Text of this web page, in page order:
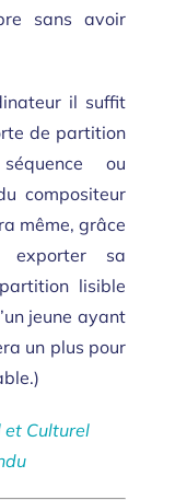
sans avoir
il suffit
de partition
ou
compositeur
même, grâce
exporter sa
lisible
jeune ayant
un plus pour